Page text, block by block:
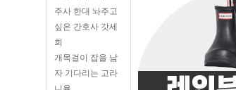
주사 한대 놔주고
싶은 간호사 갓세
희
개목걸이 잡을 남
자 기다리는 고라